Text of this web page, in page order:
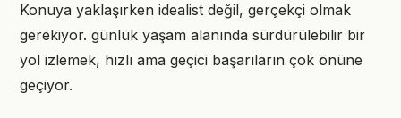
Konuya yaklaşırken idealist değil, gerçekçi olmak
gerekiyor. günlük yaşam alanında sürdürülebilir bir
yol izlemek, hızlı ama geçici başarıların çok önüne
geçiyor.